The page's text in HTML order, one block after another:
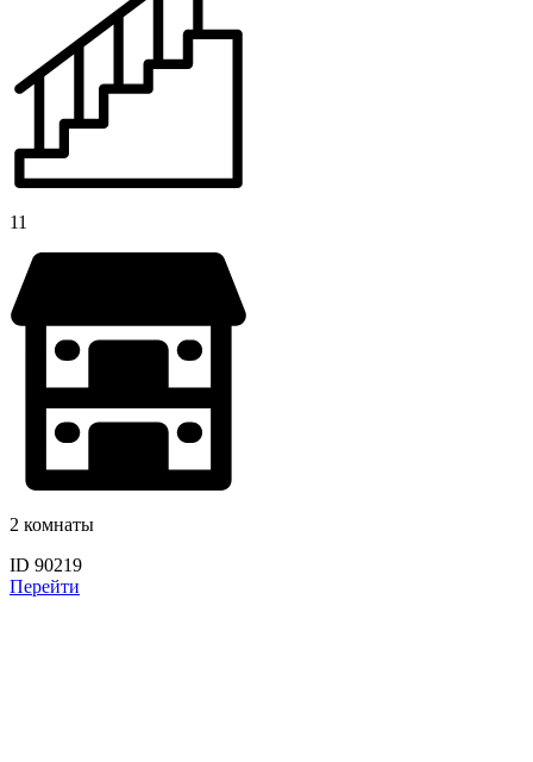
11
2 комнаты
ID 90219
Перейти